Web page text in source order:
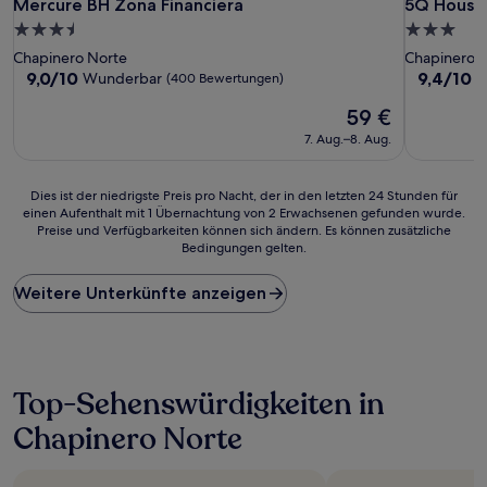
Mercure BH Zona Financiera
3.5-
Sterne-
Unterkunft
Chapinero Norte
9.0
9,0/10 Wunderbar (400 Bewertungen)
Der
Preis
beträgt
59 €
7. Aug.–8. Aug.
5Q
3.0-
Sterne-
Chapinero
9.4
9,4/10
Dies
ist
Preis
pro
Nacht,
letzten
24 Stunden
für
einen
Dies ist der niedrigste Preis pro Nacht, der in den letzten 24 Stunden für
einen Aufenthalt mit 1 Übernachtung von 2 Erwachsenen gefunden wurde.
Preise und Verfügbarkeiten können sich ändern. Es können zusätzliche
Bedingungen gelten.
Weitere Unterkünfte anzeigen
Top-Sehenswürdigkeiten in
Chapinero Norte